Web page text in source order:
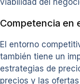
Competencia en
El entorno
también tiene un
estrategias de
precios y las